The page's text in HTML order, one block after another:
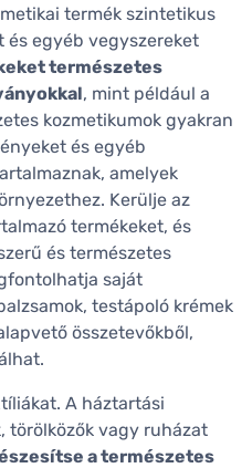
termék szintetikus
és egyéb vegyszereket
természetes
, mint például a
kozmetikumok gyakran
és egyéb
amelyek
Kerülje az
termékeket, és
és természetes
saját
testápoló krémek
összetevőkből,
A háztartási
törölközők vagy ruházat
a természetes